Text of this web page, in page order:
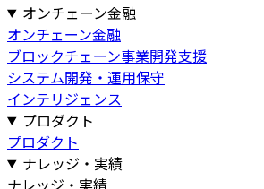
オンチェーン金融
オンチェーン金融
ブロックチェーン事業開発支援
システム開発・運用保守
インテリジェンス
プロダクト
プロダクト
ナレッジ・実績
ナレッジ・実績